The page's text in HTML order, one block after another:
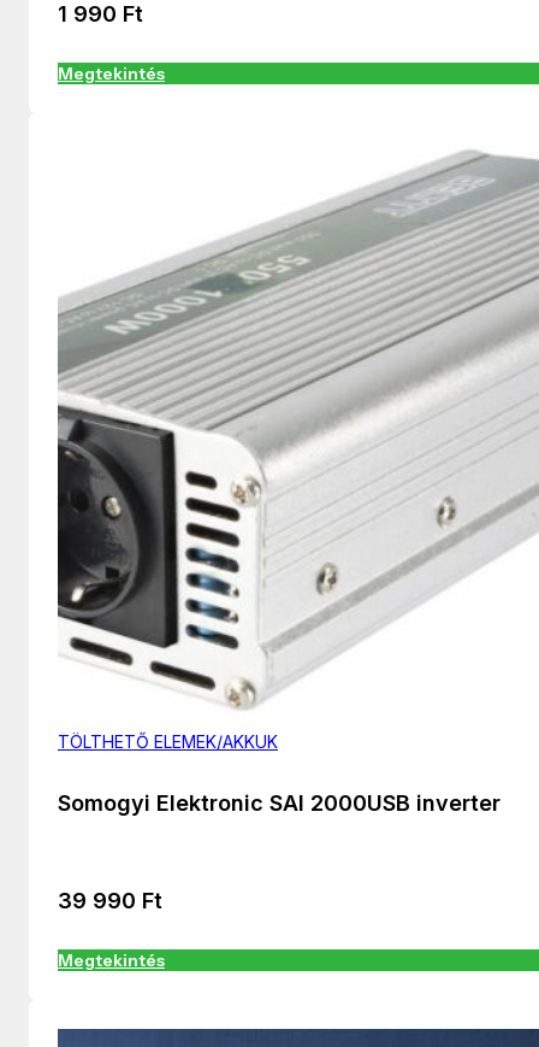
1 990 Ft
Megtekintés
TÖLTHETŐ ELEMEK/AKKUK
Somogyi Elektronic SAI 2000USB inverter
39 990 Ft
Megtekintés